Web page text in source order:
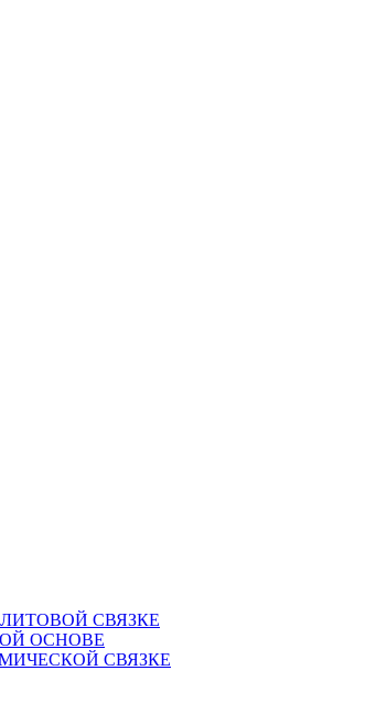
СВЯЗКЕ
ОСНОВЕ
СВЯЗКЕ